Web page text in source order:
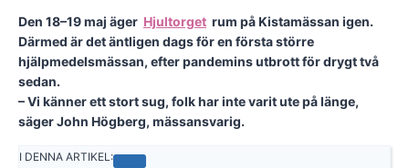
Den 18–19 maj äger Hjultorget rum på Kistamässan igen.
Därmed är det äntligen dags för en första större
hjälpmedelsmässan, efter pandemins utbrott för drygt två
sedan.
– Vi känner ett stort sug, folk har inte varit ute på länge,
säger John Högberg, mässansvarig.
I DENNA ARTIKEL: